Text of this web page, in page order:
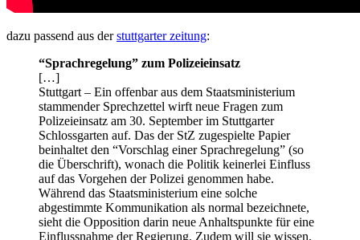
dazu passend aus derstuttgarter zeitung:
“Sprachregelung” zum Polizeieinsatz
[…]
Stuttgart – Ein offenbar aus dem Staatsministerium
stammender Sprechzettel wirft neue Fragen zum
Polizeieinsatz am 30. September im Stuttgarter
Schlossgarten auf. Das der StZ zugespielte Papier
beinhaltet den “Vorschlag einer Sprachregelung” (so
die Überschrift), wonach die Politik keinerlei Einfluss
auf das Vorgehen der Polizei genommen habe.
Während das Staatsministerium eine solche
abgestimmte Kommunikation als normal bezeichnete,
sieht die Opposition darin neue Anhaltspunkte für eine
Einflussnahme der Regierung. Zudem will sie wissen,